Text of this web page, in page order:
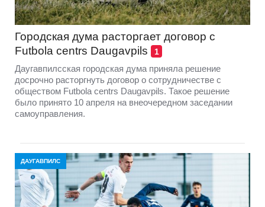
Городская дума расторгает договор с
Futbola centrs Daugavpils
1
Даугавпилсская городская дума приняла решение
досрочно расторгнуть договор о сотрудничестве с
обществом Futbola centrs Daugavpils. Такое решение
было принято 10 апреля на внеочередном заседании
самоуправления.
ДАУГАВПИЛС